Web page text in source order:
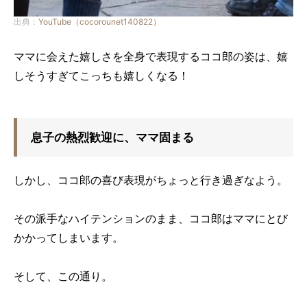
出典： YouTube（cocorounet140822）
ママに会えた嬉しさを全身で表現するココ郎の姿は、嬉
しそうすぎてこっちも嬉しくなる！
息子の熱烈歓迎に、ママ固まる
しかし、ココ郎の喜び表現がちょっと行き過ぎなよう。
その派手なハイテンションのまま、ココ郎はママにとび
かかってしまいます。
そして、この通り。